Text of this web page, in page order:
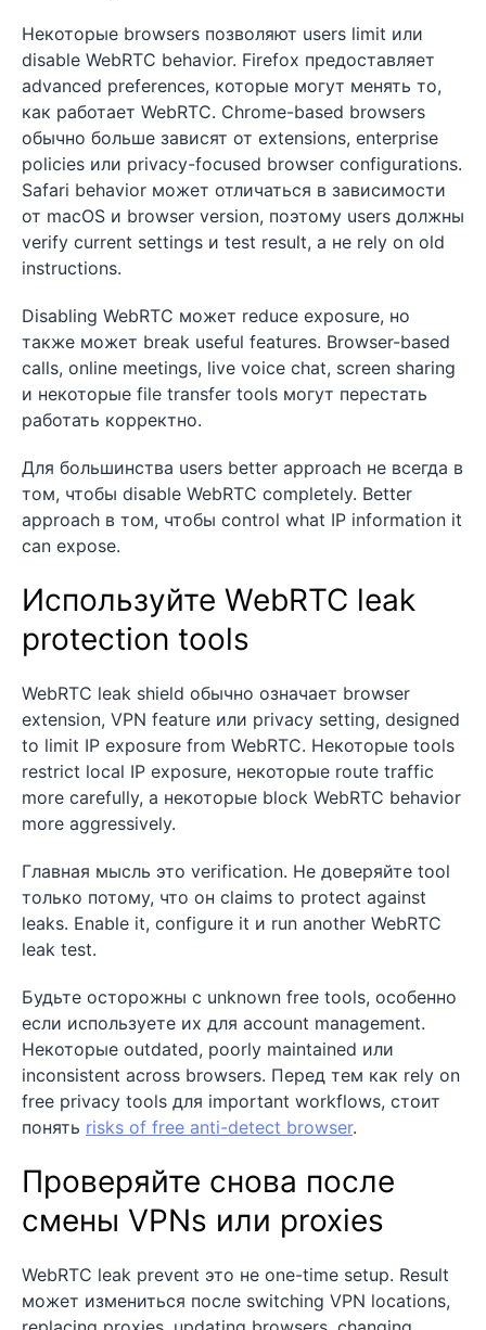
Некоторые browsers позволяют users limit или
disable WebRTC behavior. Firefox предоставляет
advanced preferences, которые могут менять то,
как работает WebRTC. Chrome-based browsers
обычно больше зависят от extensions, enterprise
policies или privacy-focused browser configurations.
Safari behavior может отличаться в зависимости
от macOS и browser version, поэтому users должны
verify current settings и test result, а не rely on old
instructions.
Disabling WebRTC может reduce exposure, но
также может break useful features. Browser-based
calls, online meetings, live voice chat, screen sharing
и некоторые file transfer tools могут перестать
работать корректно.
Для большинства users better approach не всегда в
том, чтобы disable WebRTC completely. Better
approach в том, чтобы control what IP information it
can expose.
Используйте WebRTC leak
protection tools
WebRTC leak shield обычно означает browser
extension, VPN feature или privacy setting, designed
to limit IP exposure from WebRTC. Некоторые tools
restrict local IP exposure, некоторые route traffic
more carefully, а некоторые block WebRTC behavior
more aggressively.
Главная мысль это verification. Не доверяйте tool
только потому, что он claims to protect against
leaks. Enable it, configure it и run another WebRTC
leak test.
Будьте осторожны с unknown free tools, особенно
если используете их для account management.
Некоторые outdated, poorly maintained или
inconsistent across browsers. Перед тем как rely on
free privacy tools для important workflows, стоит
понять risks of free anti-detect browser.
Проверяйте снова после
смены VPNs или proxies
WebRTC leak prevent это не one-time setup. Result
может измениться после switching VPN locations,